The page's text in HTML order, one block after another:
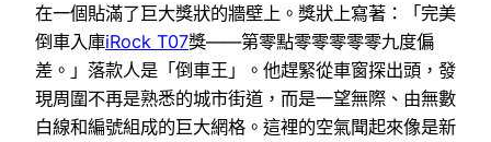
在一個貼滿了巨大獎狀的牆壁上。獎狀上寫著：「完美
倒車入庫iRock T07獎——第零點零零零零零九度偏
差。」落款人是「倒車王」。他趕緊從車窗探出頭，發
現周圍不再是熟悉的城市街道，而是一望無際、由無數
白線和編號組成的巨大網格。這裡的空氣聞起來像是新